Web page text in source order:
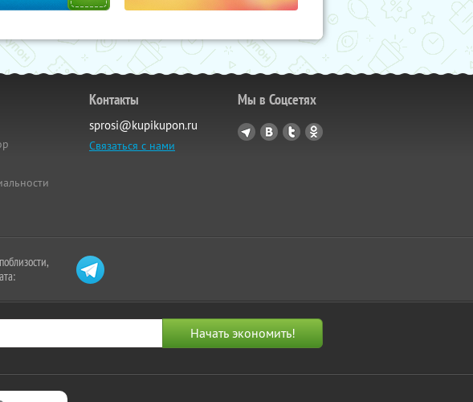
Контакты
sprosi@kupikupon.ru
Связаться с нами
Мы в Соцсетях